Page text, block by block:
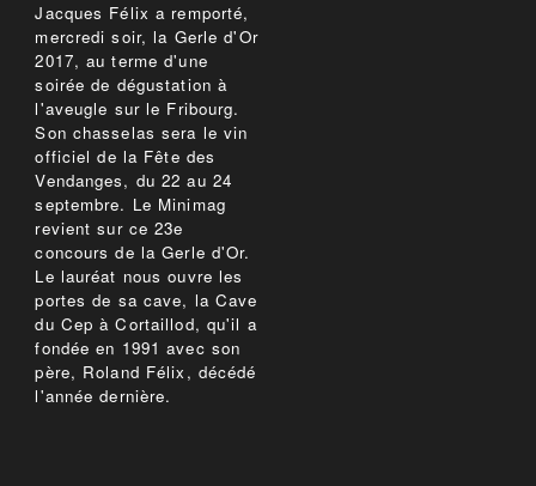
Jacques Félix a remporté,
mercredi soir, la Gerle d'Or
2017, au terme d'une
soirée de dégustation à
l'aveugle sur le Fribourg.
Son chasselas sera le vin
officiel de la Fête des
Vendanges, du 22 au 24
septembre. Le Minimag
revient sur ce 23e
concours de la Gerle d'Or.
Le lauréat nous ouvre les
portes de sa cave, la Cave
du Cep à Cortaillod, qu'il a
fondée en 1991 avec son
père, Roland Félix, décédé
l'année dernière.